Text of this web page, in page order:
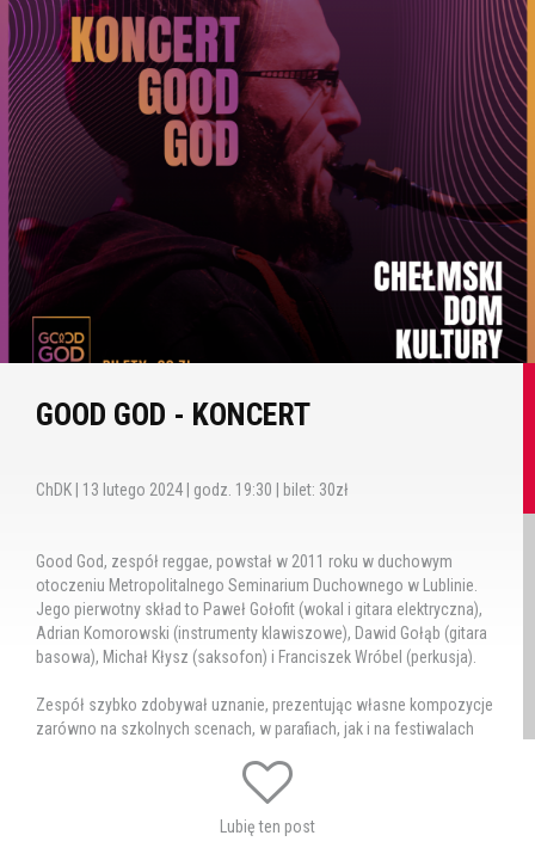
GOOD GOD - KONCERT
ChDK | 13 lutego 2024 | godz. 19:30 | bilet: 30zł
Good God, zespół reggae, powstał w 2011 roku w duchowym
otoczeniu Metropolitalnego Seminarium Duchownego w Lublinie.
Jego pierwotny skład to Paweł Gołofit (wokal i gitara elektryczna),
Adrian Komorowski (instrumenty klawiszowe), Dawid Gołąb (gitara
basowa), Michał Kłysz (saksofon) i Franciszek Wróbel (perkusja).
Zespół szybko zdobywał uznanie, prezentując własne kompozycje
zarówno na szkolnych scenach, w parafiach, jak i na festiwalach
coraz większą popularność, plasując się wysoko na listach
Lubię ten post